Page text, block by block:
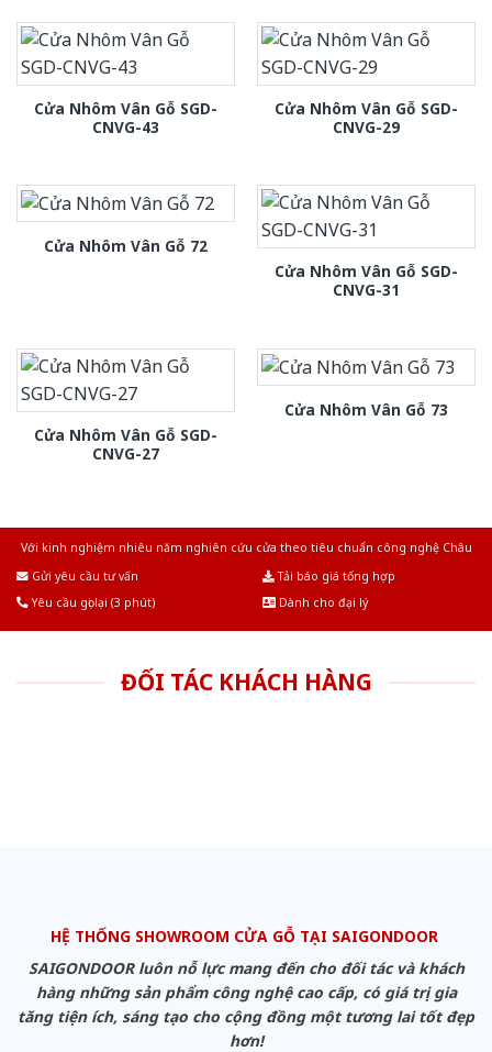
Cửa Nhôm Vân Gỗ SGD-
CNVG-43
Cửa Nhôm Vân Gỗ SGD-
CNVG-29
Cửa Nhôm Vân Gỗ 72
Cửa Nhôm Vân Gỗ SGD-
CNVG-31
Cửa Nhôm Vân Gỗ SGD-
CNVG-27
Cửa Nhôm Vân Gỗ 73
Với kinh nghiệm nhiêu năm nghiên cứu cửa theo tiêu chuẩn công nghệ Châu
Gửi yêu cầu tư vấn
Tải báo giá tổng hợp
Yêu cầu gọi lại (3 phút)
Dành cho đại lý
ĐỐI TÁC KHÁCH HÀNG
HỆ THỐNG SHOWROOM CỬA GỖ TẠI SAIGONDOOR
SAIGONDOOR luôn nỗ lực mang đến cho đối tác và khách
hàng những sản phẩm công nghệ cao cấp, có giá trị gia
tăng tiện ích, sáng tạo cho cộng đồng một tương lai tốt đẹp
hơn!